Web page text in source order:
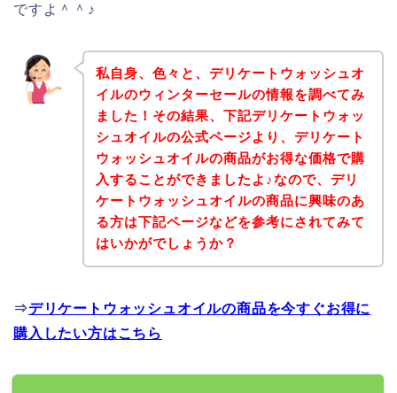
ですよ＾＾♪
私自身、色々と、デリケートウォッシュオ
イルのウィンターセールの情報を調べてみ
ました！その結果、下記デリケートウォッ
シュオイルの公式ページより、デリケート
ウォッシュオイルの商品がお得な価格で購
入することができましたよ♪なので、デリ
ケートウォッシュオイルの商品に興味のあ
る方は下記ページなどを参考にされてみて
はいかがでしょうか？
⇒デリケートウォッシュオイルの商品を今すぐお得に
購入したい方はこちら